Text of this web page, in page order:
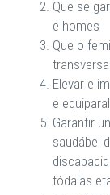
Que se
e homes
Que o
Elevar e
e
Garantir
saudábel
tódalas